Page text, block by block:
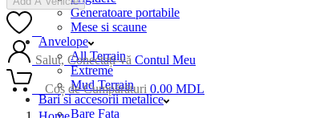
Generatoare portabile
Mese si scaune
Anvelope
All Terrain
Extreme
Mud Terrain
Bari si accesorii metalice
Bare Fata
Salut, Conectați-vă Contul Meu
Coș de Cumpărături 0.00 MDL